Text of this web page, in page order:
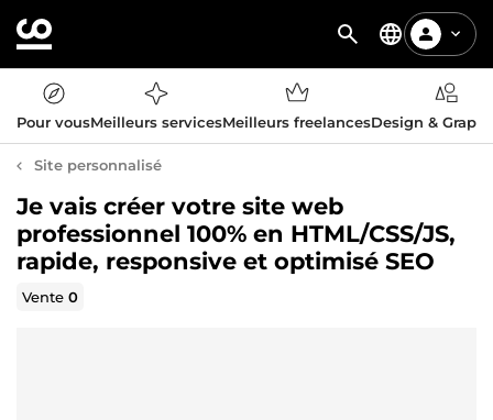
Pour vousMeilleurs servicesMeilleurs freelancesDesign &
Site personnalisé
Je vais créer votre site web
professionnel 100% en HTML/CSS/JS,
rapide, responsive et optimisé SEO
Vente0